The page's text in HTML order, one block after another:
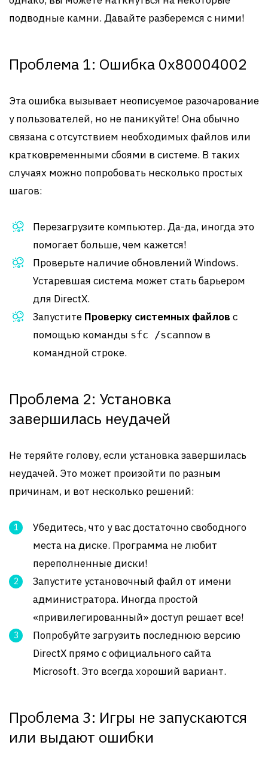
подводные камни. Давайте разберемся с ними!
Проблема 1: Ошибка 0x80004002
Эта ошибка вызывает неописуемое разочарование
у пользователей, но не паникуйте! Она обычно
связана с отсутствием необходимых файлов или
кратковременными сбоями в системе. В таких
случаях можно попробовать несколько простых
шагов:
Перезагрузите компьютер. Да-да, иногда это
помогает больше, чем кажется!
Проверьте наличие обновлений Windows.
Устаревшая система может стать барьером
для DirectX.
Запустите Проверку системных файлов с
помощью команды sfc /scannowв
командной строке.
Проблема 2: Установка
завершилась неудачей
Не теряйте голову, если установка завершилась
неудачей. Это может произойти по разным
причинам, и вот несколько решений:
Убедитесь, что у вас достаточно свободного
места на диске. Программа не любит
переполненные диски!
Запустите установочный файл от имени
администратора. Иногда простой
«привилегированный» доступ решает все!
Попробуйте загрузить последнюю версию
DirectX прямо с официального сайта
Microsoft. Это всегда хороший вариант.
Проблема 3: Игры не запускаются
или выдают ошибки